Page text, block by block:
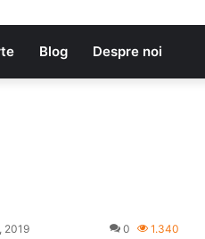
Blog Despre noi
2019 0 1.340